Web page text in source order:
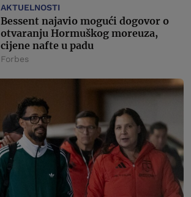
AKTUELNOSTI
Bessent najavio mogući dogovor o
otvaranju Hormuškog moreuza,
cijene nafte u padu
Forbes